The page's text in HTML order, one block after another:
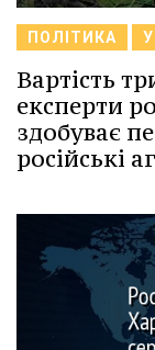
ПОЛІТИКА
Вартість
експерти
здобуває
російські